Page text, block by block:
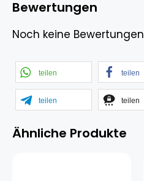
Bewertungen
Noch keine Bewertungen
teilen teilen
teilen teilen
Ähnliche Produkte